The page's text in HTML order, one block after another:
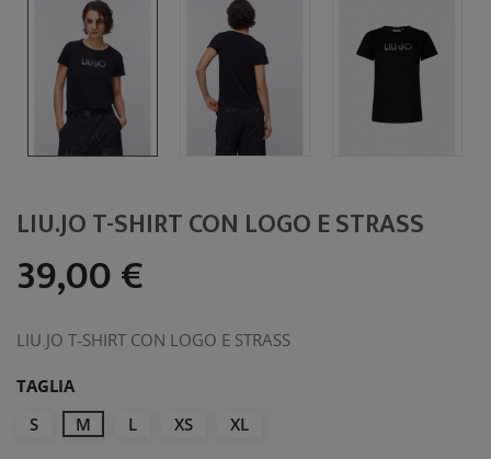
LIU.JO T-SHIRT CON LOGO E STRASS
39,00 €
LIU.JO T-SHIRT CON LOGO E STRASS
TAGLIA
S
M L XS XL